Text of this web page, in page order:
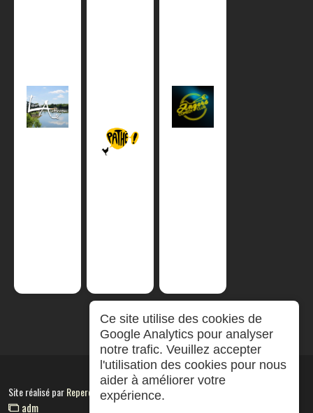
Site réalisé parRepereCom
adm
Ce site utilise des cookies de
Google Analytics pour analyser
notre trafic. Veuillez accepter
l'utilisation des cookies pour nous
aider à améliorer votre
expérience.